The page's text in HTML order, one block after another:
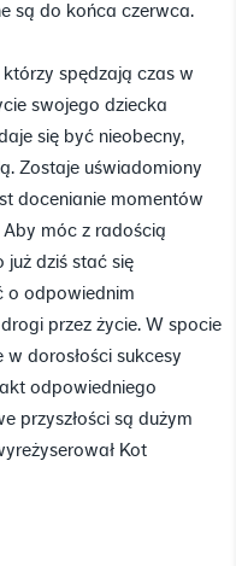
są do końca czerwca.
spędzają czas w
swojego dziecka
się być nieobecny,
Zostaje uświadomiony
docenianie momentów
Aby móc z radością
już dziś stać się
o odpowiednim
przez życie. W spocie
dorosłości sukcesy
odpowiedniego
przyszłości są dużym
Kot